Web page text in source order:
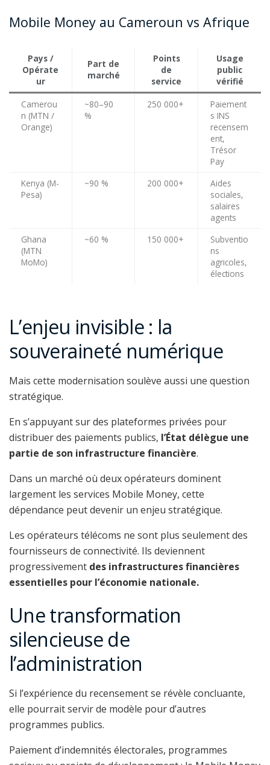
Mobile Money au Cameroun vs Afrique
Pays /
Opérate
ur
Part de
marché
Points
de
service
Usage
public
vérifié
Camerou
n (MTN /
Orange)
~80–90
%
250 000+
Paiement
s INS
recensem
ent,
Trésor
Pay
Kenya (M-
Pesa)
~90 % 200 000+
Aides
sociales,
salaires
agents
Ghana
(MTN
MoMo)
~60 % 150 000+
Subventio
ns
agricoles,
élections
L’enjeu invisible : la
souveraineté numérique
Mais cette modernisation soulève aussi une question
stratégique.
En s’appuyant sur des plateformes privées pour
distribuer des paiements publics, l’État délègue une
partie de son infrastructure financière.
Dans un marché où deux opérateurs dominent
largement les services Mobile Money, cette
dépendance peut devenir un enjeu stratégique.
Les opérateurs télécoms ne sont plus seulement des
fournisseurs de connectivité. Ils deviennent
progressivement des infrastructures financières
essentielles pour l’économie nationale.
Une transformation
silencieuse de
l’administration
Si l’expérience du recensement se révèle concluante,
elle pourrait servir de modèle pour d’autres
programmes publics.
Paiement d’indemnités électorales, programmes